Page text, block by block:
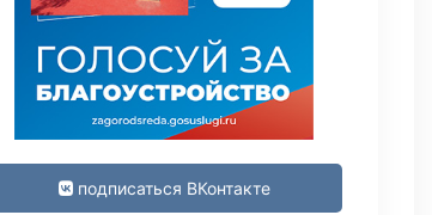
подписаться ВКонтакте